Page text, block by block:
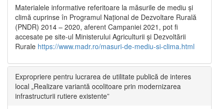
Materialele informative referitoare la măsurile de mediu și
climă cuprinse în Programul Național de Dezvoltare Rurală
(PNDR) 2014 – 2020, aferent Campaniei 2021, pot fi
accesate pe site-ul Ministerului Agriculturii și Dezvoltării
Rurale https://www.madr.ro/masuri-de-mediu-si-clima.html
Expropriere pentru lucrarea de utilitate publică de interes
local „Realizare variantă ocolitoare prin modernizarea
infrastructurii rutiere existente”